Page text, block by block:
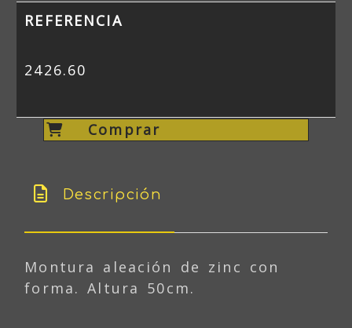
REFERENCIA
2426.60
Comprar
Descripción
Montura aleación de zinc con
forma. Altura 50cm.